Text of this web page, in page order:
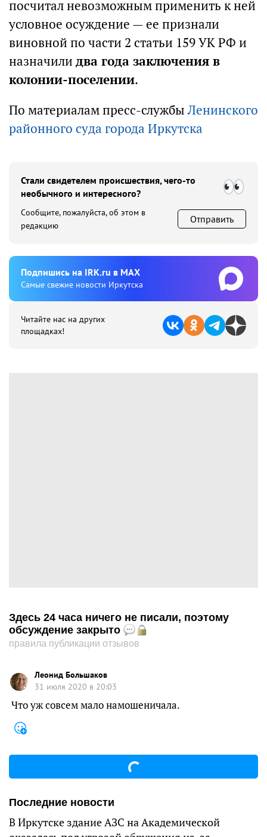
посчитал невозможным применить к ней
условное осуждение — ее признали
виновной по части 2 статьи 159 УК РФ и
назначили два года заключения в
колонии-поселении.
По материалам пресс-службыЛенинского
районного суда города Иркутска
Стали свидетелем происшествия, чего-то
необычного и интересного?
Сообщите, пожалуйста, об этом в
редакцию
Отправить
Подпишиcь на IRK.ru в MAX
Cамые свежие новости Иркутска
Читайте нас на других
площадках!
Здесь 24 часа ничего не писали, поэтому
обсуждение закрыто
правила публикации отзывов
Леонид Большаков
31 июля 2020 в 20:03
Что уж совсем мало намошеничала.
Последние новости
В Иркутске здание АЗС на Академической